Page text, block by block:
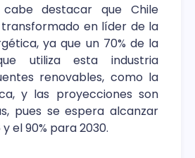
cabe destacar que Chile
en líder de la
ya que un 70% de la
utiliza esta industria
renovables, como la
y las proyecciones son
pues se espera alcanzar
el 90% para 2030.